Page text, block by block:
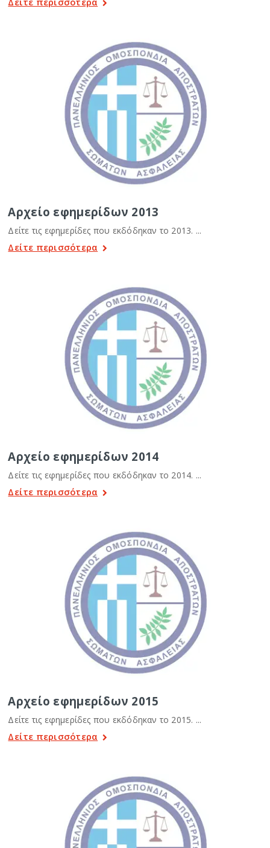
Αρχείο εφημερίδων 2013
Δείτε τις εφημερίδες που εκδόδηκαν το 2013. ...
Δείτε περισσότερα
Αρχείο εφημερίδων 2014
Δείτε τις εφημερίδες που εκδόδηκαν το 2014. ...
Δείτε περισσότερα
Αρχείο εφημερίδων 2015
Δείτε τις εφημερίδες που εκδόδηκαν το 2015. ...
Δείτε περισσότερα